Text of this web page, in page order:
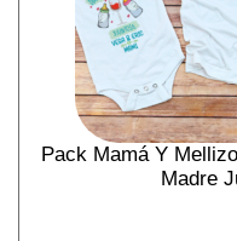
Pack Mamá Y
Madre